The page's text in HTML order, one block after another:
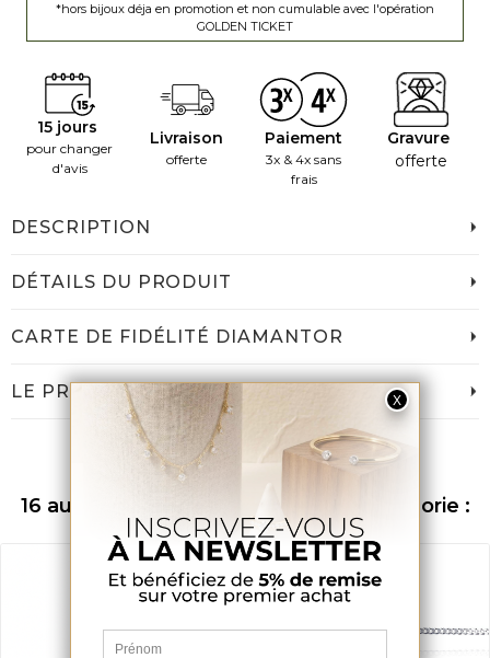
*hors bijoux déja en promotion et non cumulable avec l'opération
GOLDEN TICKET
15 jours
pour changer
d'avis
Livraison
offerte
Paiement
3x & 4x sans
frais
Gravure
offerte
DESCRIPTION
DÉTAILS DU PRODUIT
CARTE DE FIDÉLITÉ DIAMANTOR
LE PRIX DIAMANTOR
16 autres produits dans la même catégorie :